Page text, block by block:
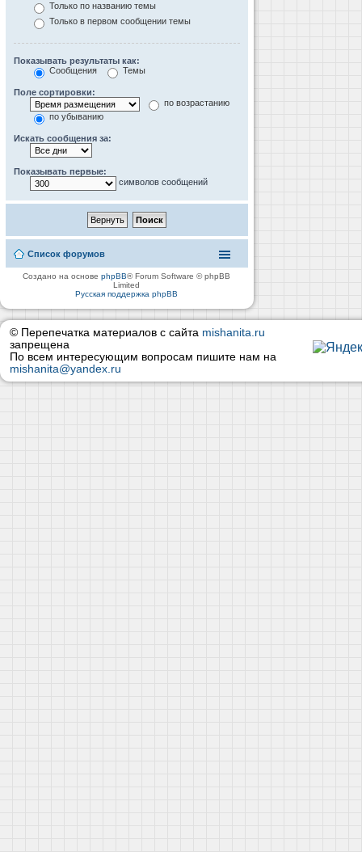
Только по названию темы
Только в первом сообщении темы
Показывать результаты как:
Сообщения
Темы
Поле сортировки:
по возрастанию
по убыванию
Искать сообщения за:
Показывать первые:
символов сообщений
Список форумов
Создано на основеphpBB® Forum Software © phpBB
Limited
Русская поддержка phpBB
© Перепечатка материалов с сайта mishanita.ru
запрещена
По всем интересующим вопросам пишите нам на
mishanita@yandex.ru